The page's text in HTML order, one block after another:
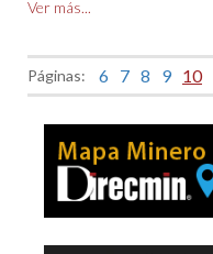
Ver más...
Páginas: 6 7 8 9 10